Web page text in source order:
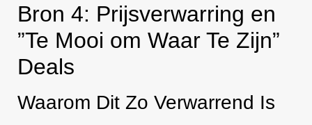
Bron 4: Prijsverwarring en
”Te Mooi om Waar Te Zijn”
Deals
Waarom Dit Zo Verwarrend Is